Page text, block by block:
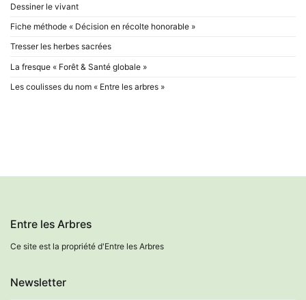
Dessiner le vivant
Fiche méthode « Décision en récolte honorable »
Tresser les herbes sacrées
La fresque « Forêt & Santé globale »
Les coulisses du nom « Entre les arbres »
Entre les Arbres
Ce site est la propriété d'Entre les Arbres
Newsletter